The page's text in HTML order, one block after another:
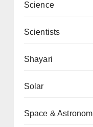
Science
Scientists
Shayari
Solar
Space &